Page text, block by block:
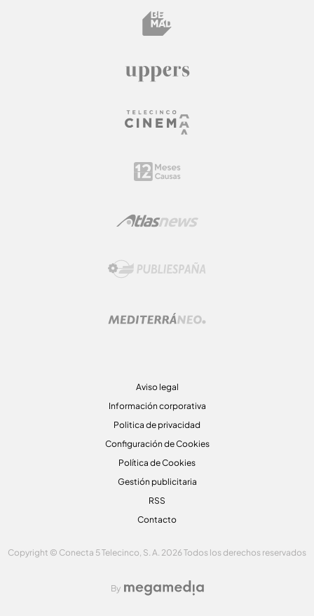
Aviso legal
Información corporativa
Politica de privacidad
Configuración de Cookies
Política de Cookies
Gestión publicitaria
RSS
Contacto
Copyright © Conecta 5 Telecinco, S. A. 2026 Todos los derechos reservados
By